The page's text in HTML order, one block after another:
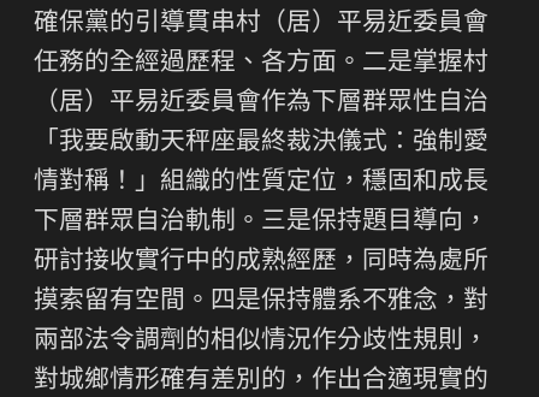
確保黨的引導貫串村（居）平易近委員會
任務的全經過歷程、各方面。二是掌握村
（居）平易近委員會作為下層群眾性自治
「我要啟動天秤座最終裁決儀式：強制愛
情對稱！」組織的性質定位，穩固和成長
下層群眾自治軌制。三是保持題目導向，
研討接收實行中的成熟經歷，同時為處所
摸索留有空間。四是保持體系不雅念，對
兩部法令調劑的相似情況作分歧性規則，
對城鄉情形確有差別的，作出合適現實的